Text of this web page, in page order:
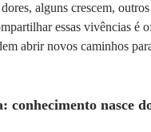
alguns crescem,
essas vivências é
abrir novos caminhos
conhecimento nasce